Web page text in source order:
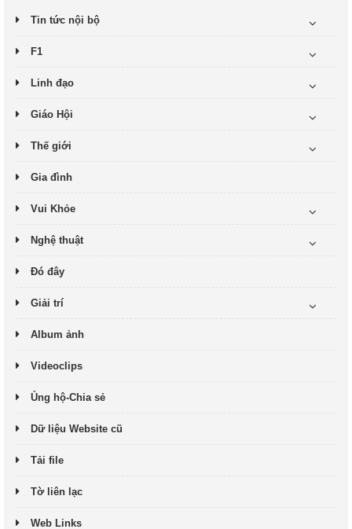
Tin tức nội bộ
F1
Linh đạo
Giáo Hội
Thế giới
Gia đình
Vui Khỏe
Nghệ thuật
Đó đây
Giải trí
Album ảnh
Videoclips
Ủng hộ-Chia sẻ
Dữ liệu Website cũ
Tải file
Tờ liên lạc
Web Links